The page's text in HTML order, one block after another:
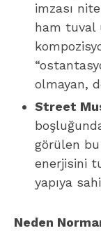
imzası
ham tuval
olmayan,
Street
görülen
enerjisini
yapıya
Neden